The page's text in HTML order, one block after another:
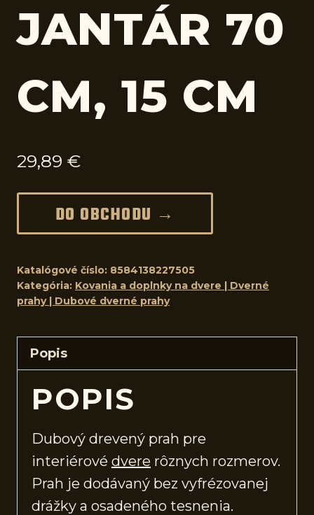
JANTÁR 70
CM, 15 CM
29,89 €
DO OBCHODU →
Katalógové číslo: 8584138227505
Kategória: Kovania a doplnky na dvere | Dverné
prahy | Dubové dverné prahy
Popis
POPIS
Dubový drevený prah pre
interiérové dvere rôznych rozmerov.
Prah je dodávaný bez vyfrézovanej
drážky a osadeného tesnenia.